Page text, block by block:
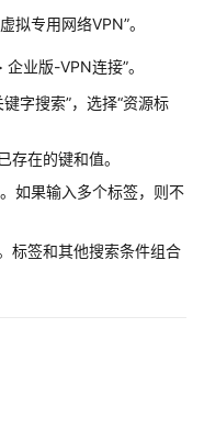
虚拟专用网络VPN”。
企业版-VPN连接”。
字搜索”，选择“资源标
存在的键和值。
如果输入多个标签，则不
标签和其他搜索条件组合